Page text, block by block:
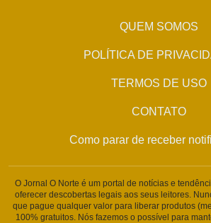
QUEM SOMOS
POLÍTICA DE
TERMOS DE USO
CONTATO
Como parar de receber
O Jornal O Norte é um portal de notícias e
oferecer descobertas legais aos seus leitores.
que pague qualquer valor para liberar produtos
100% gratuitos. Nós fazemos o possível para